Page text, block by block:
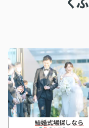
結婚式場探しなら